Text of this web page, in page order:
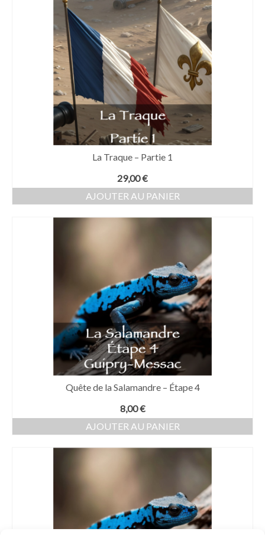
La Traque – Partie 1
29,00€
AJOUTER AU PANIER
Quête de la Salamandre – Étape 4
8,00€
AJOUTER AU PANIER